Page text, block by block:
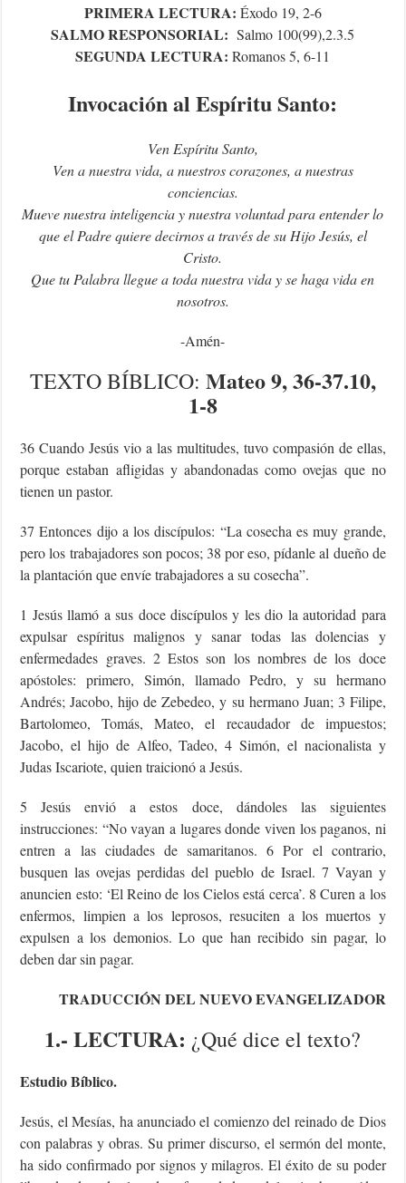
PRIMERA LECTURA: Éxodo 19, 2-6
SALMO RESPONSORIAL: Salmo 100(99),2.3.5
SEGUNDA LECTURA: Romanos 5, 6-11
Invocación al Espíritu Santo:
Ven Espíritu Santo,
Ven a nuestra vida, a nuestros corazones, a nuestras
conciencias.
Mueve nuestra inteligencia y nuestra voluntad para entender lo
que el Padre quiere decirnos a través de su Hijo Jesús, el
Cristo.
Que tu Palabra llegue a toda nuestra vida y se haga vida en
nosotros.
-Amén-
TEXTOBÍBLICO: Mateo 9, 36-37.10,
1-8
36 Cuando Jesús vio a las multitudes, tuvo compasión de ellas,
porque estaban afligidas y abandonadas como ovejas que no
tienen un pastor.
37 Entonces dijo a los discípulos: “La cosecha es muy grande,
pero los trabajadores son pocos; 38 por eso, pídanle al dueño de
la plantación que envíe trabajadores a su cosecha”.
1 Jesús llamó a sus doce discípulos y les dio la autoridad para
expulsar espíritus malignos y sanar todas las dolencias y
enfermedades graves. 2 Estos son los nombres de los doce
apóstoles: primero, Simón, llamado Pedro, y su hermano
Andrés; Jacobo, hijo de Zebedeo, y su hermano Juan; 3 Filipe,
Bartolomeo, Tomás, Mateo, el recaudador de impuestos;
Jacobo, el hijo de Alfeo, Tadeo, 4 Simón, el nacionalista y
Judas Iscariote, quien traicionó a Jesús.
5 Jesús envió a estos doce, dándoles las siguientes
instrucciones: “No vayan a lugares donde viven los paganos, ni
entren a las ciudades de samaritanos. 6 Por el contrario,
busquen las ovejas perdidas del pueblo de Israel. 7 Vayan y
anuncien esto: ‘El Reino de los Cielos está cerca’. 8 Curen a los
enfermos, limpien a los leprosos, resuciten a los muertos y
expulsen a los demonios. Lo que han recibido sin pagar, lo
deben dar sin pagar.
TRADUCCIÓN DEL NUEVO EVANGELIZADOR
1.- LECTURA: ¿Qué dice el texto?
Estudio Bíblico.
Jesús, el Mesías, ha anunciado el comienzo del reinado de Dios
con palabras y obras. Su primer discurso, el sermón del monte,
ha sido confirmado por signos y milagros. El éxito de su poder